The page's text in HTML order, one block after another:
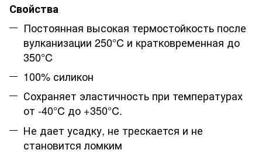
Свойства
Постоянная высокая термостойкость после
вулканизации 250°C и кратковременная до
350°C
100% силикон
Сохраняет эластичность при температурах
от -40°C до +350°C.
Не дает усадку, не трескается и не
становится ломким